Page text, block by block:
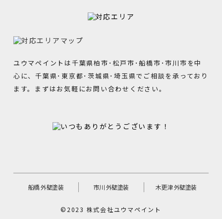
されます。当サイトからリンクの張られている他
のサイトでの個人情報保護についてはリンク先の
プライバシーポリシーによって行われます。
９．継続的改善
弊社では、個人情報保護に関する内部規定の整
ユウマペイントは千葉県柏市･松戸市･船橋市･市川市を中
心に、千葉県･東京都･茨城県･埼玉県でご相談を承っており
ます。まずはお気軽にお問い合わせください。
船橋 外壁塗装 市川 外壁塗装 木更津 外壁塗装
©2023 株式会社ユウマペイント